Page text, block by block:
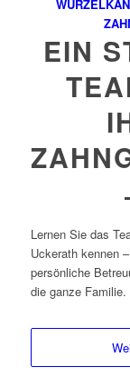
EIN
Lernen Sie das
Uckerath kennen
persönliche
die ganze Familie.